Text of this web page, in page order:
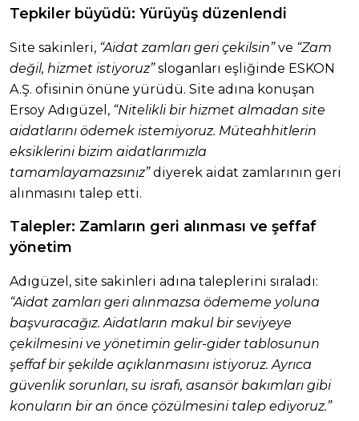
Tepkiler büyüdü: Yürüyüş düzenlendi
Site sakinleri, “Aidat zamları geri çekilsin”ve “Zam
değil, hizmet istiyoruz”sloganları eşliğinde ESKON
A.Ş. ofisinin önüne yürüdü. Site adına konuşan
Ersoy Adıgüzel, “Nitelikli bir hizmet almadan site
aidatlarını ödemek istemiyoruz. Müteahhitlerin
eksiklerini bizim aidatlarımızla
tamamlayamazsınız”diyerek aidat zamlarının geri
alınmasını talep etti.
Talepler: Zamların geri alınması ve şeffaf
yönetim
Adıgüzel, site sakinleri adına taleplerini sıraladı:
“Aidat zamları geri alınmazsa ödememe yoluna
başvuracağız. Aidatların makul bir seviyeye
çekilmesini ve yönetimin gelir-gider tablosunun
şeffaf bir şekilde açıklanmasını istiyoruz. Ayrıca
güvenlik sorunları, su israfı, asansör bakımları gibi
konuların bir an önce çözülmesini talep ediyoruz.”